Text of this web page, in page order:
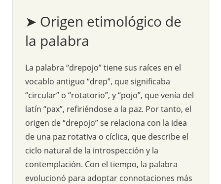
➤ Origen etimológico de
la palabra
La palabra “drepojo” tiene sus raíces en el
vocablo antiguo “drep”, que significaba
“circular” o “rotatorio”, y “pojo”, que venía del
latín “pax”, refiriéndose a la paz. Por tanto, el
origen de “drepojo” se relaciona con la idea
de una paz rotativa o cíclica, que describe el
ciclo natural de la introspección y la
contemplación. Con el tiempo, la palabra
evolucionó para adoptar connotaciones más